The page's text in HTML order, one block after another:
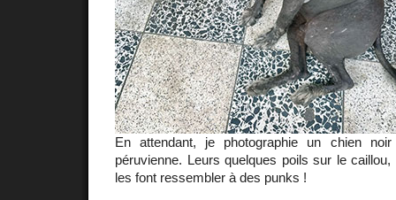
En attendant, je photographie un chien
péruvienne. Leurs quelques poils sur le
les font ressembler à des punks !